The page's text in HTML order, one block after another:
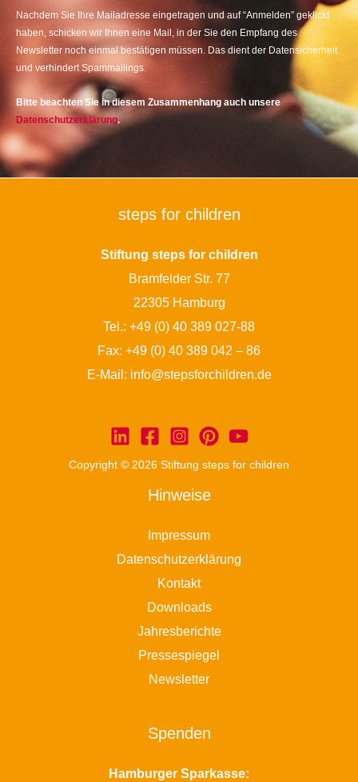
Nachdem Sie Ihre Mailadresse eingetragen und auf “Anmelden” geklickt
haben, schicken wir Ihnen eine Mail, in der Sie den Empfang des
Newsletter noch einmal bestätigen müssen. Das dient der Datensicherheit
und verhindert Spammailings.
Bitte beachten Sie in diesem Zusammenhang auch unsere
Datenschutzerklärung.
steps for children
Stiftung steps for children
Bramfelder Str. 77
22305 Hamburg
Tel.: +49 (0) 40 389 027-88
Fax: +49 (0) 40 389 042 – 86
E-Mail: info@stepsforchildren.de
Copyright © 2026 Stiftung steps for children
Hinweise
Impressum
Datenschutzerklärung
Kontakt
Downloads
Jahresberichte
Pressespiegel
Newsletter
Spenden
Hamburger Sparkasse: